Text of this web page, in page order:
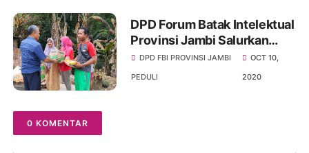
DPD Forum Batak Intelektual
Provinsi Jambi Salurkan
Bantuan Kepada Korban
Kebakaran
DPD FBI PROVINSI JAMBI
PEDULI
OCT 10,
2020
0 KOMENTAR